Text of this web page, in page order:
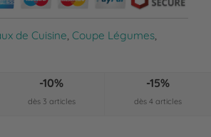
de Cuisine, Coupe Légumes,
-10%
dès 3 articles
-15%
dès 4 articles